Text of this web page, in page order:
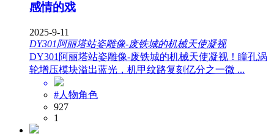
感情的戏
2025-9-11
DY301阿丽塔站姿雕像-废铁城的机械天使凝视
DY301阿丽塔站姿雕像-废铁城的机械天使凝视！瞳孔涡
轮增压模块溢出蓝光，机甲纹路复刻亿分之一微 ...
#人物角色
927
1